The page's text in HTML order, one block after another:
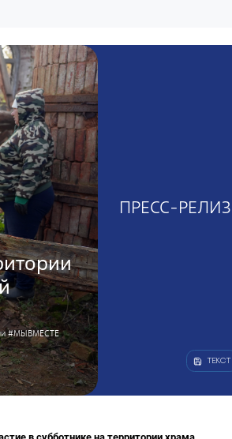
#МЫВМЕСТЕ
ПРЕСС-РЕЛИЗ
ТЕКСТ